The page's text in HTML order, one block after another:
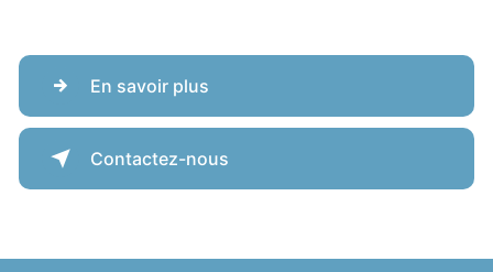
En savoir plus
Contactez-nous